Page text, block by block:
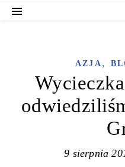
AZJA ,
9 sierpnia